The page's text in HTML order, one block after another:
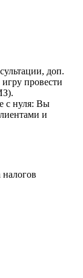
доп.
провести
с нуля: Вы
и
налогов